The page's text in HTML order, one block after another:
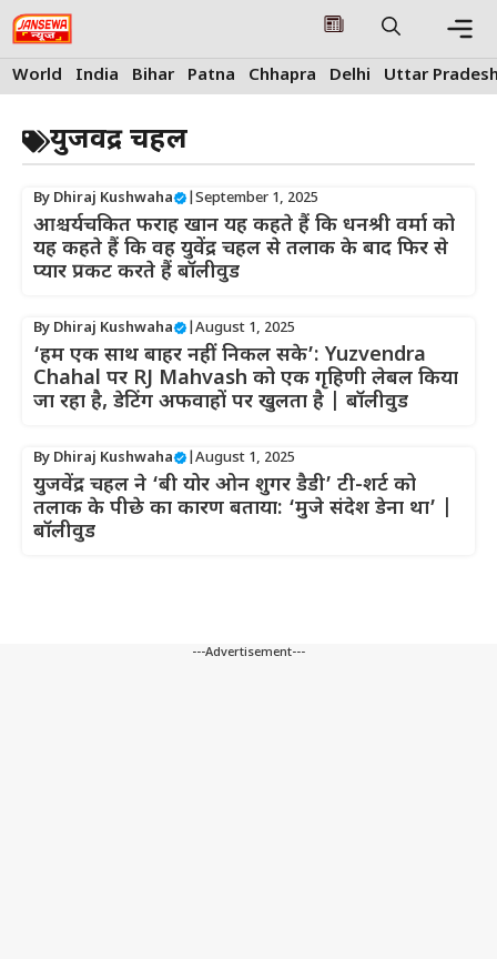
Skip
to
content
World India Bihar Patna Chhapra Delhi Uttar
युजवेंद्र चहल
By Dhiraj Kushwaha September 1, 2025
आश्चर्यचकित फराह खान यह कहते हैं कि धनश्री वर्मा को
यह कहते हैं कि वह युवेंद्र चहल से तलाक के बाद फिर से
प्यार प्रकट करते हैं बॉलीवुड
By Dhiraj Kushwaha August 1, 2025
‘हम एक साथ बाहर नहीं निकल सके’: Yuzvendra
Chahal पर RJ Mahvash को एक गृहिणी लेबल किया
जा रहा है, डेटिंग अफवाहों पर खुलता है | बॉलीवुड
By Dhiraj Kushwaha August 1, 2025
युजवेंद्र चहल ने ‘बी योर ओन शुगर डैडी’ टी-शर्ट को
तलाक के पीछे का कारण बताया: ‘मुजे संदेश डेना था’ |
बॉलीवुड
---Advertisement---